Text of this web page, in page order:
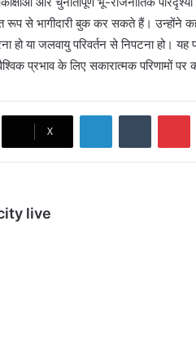
रूप से भागीदारी बुक कर सकते हैं। उन्होंने
हो या जलवायु परिवर्तन से निपटना हो।
प्रभाव के लिए सकारात्मक परिणामों पर
X
LinkedInTumblr
live